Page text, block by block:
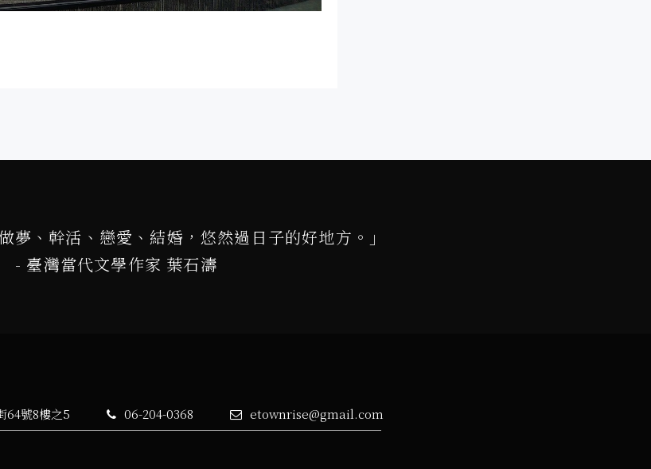
夢、幹活、戀愛、結婚，悠然過日子的好地方。」
- 臺灣當代文學作家 葉石濤
64號8樓之5 06-204-0368 etownrise@gmail.com